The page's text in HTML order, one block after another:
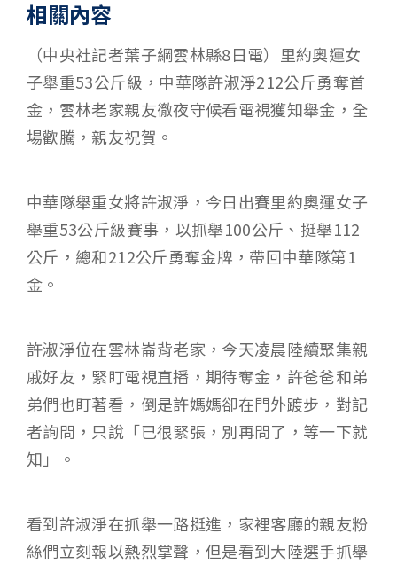
相關內容
（中央社記者葉子綱雲林縣8日電）里約奧運女
子舉重53公斤級，中華隊許淑淨212公斤勇奪首
金，雲林老家親友徹夜守候看電視獲知舉金，全
場歡騰，親友祝賀。
中華隊舉重女將許淑淨，今日出賽里約奧運女子
舉重53公斤級賽事，以抓舉100公斤、挺舉112
公斤，總和212公斤勇奪金牌，帶回中華隊第1
金。
許淑淨位在雲林崙背老家，今天凌晨陸續聚集親
戚好友，緊盯電視直播，期待奪金，許爸爸和弟
弟們也盯著看，倒是許媽媽卻在門外踱步，對記
者詢問，只說「已很緊張，別再問了，等一下就
知」。
看到許淑淨在抓舉一路挺進，家裡客廳的親友粉
絲們立刻報以熱烈掌聲，但是看到大陸選手抓舉